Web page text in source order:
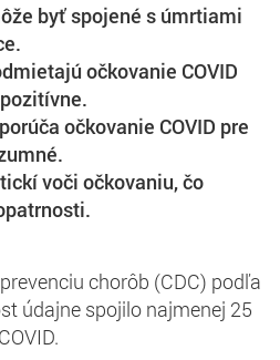
byť spojené s úmrtiami
očkovanie COVID
očkovanie COVID pre
voči očkovaniu, čo
chorôb (CDC) podľa
údajne spojilo najmenej 25